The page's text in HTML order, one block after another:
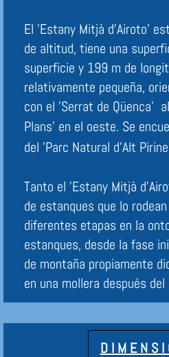
El 'Estany Mitjà d'Airoto'
de altitud, tiene una
superficie y 199 m de
relativamente pequeña,
con el 'Serrat de Qüenca'
Plans' en el oeste. Se
del 'Parc Natural d'Alt
Tanto el 'Estany Mitjà
de estanques que lo
diferentes etapas en la
estanques, desde la fase
de montaña propiamente
en una mollera después
Además, tienen la
estanques está
superficiales como es
D I M E N S I